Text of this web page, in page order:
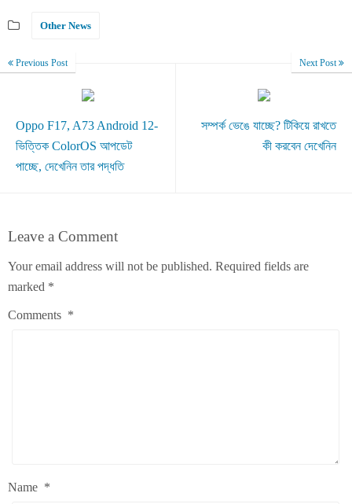
Other News
Previous Post
Oppo F17, A73 Android 12-
ভিত্তিক ColorOS আপডেট
পাচ্ছে, দেখেনিন তার পদ্ধতি
Next Post
সম্পর্ক ভেঙে যাচ্ছে? টিকিয়ে রাখতে
কী করবেন দেখেনিন
Leave a Comment
Your email address will not be published. Required fields are
marked *
Comments *
Name *